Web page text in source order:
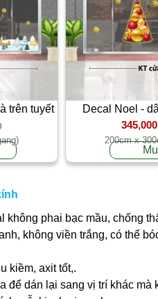
trên tuyết
Decal Noel -
người
200cm x
không phai bạc mầu, chống
không viền trắng, có thể
kiềm, axit tốt,.
để dán lại sang vị trí khác